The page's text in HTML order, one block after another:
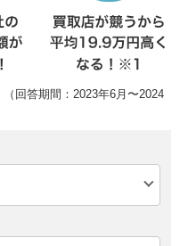
回答期間：2023年6月〜2024